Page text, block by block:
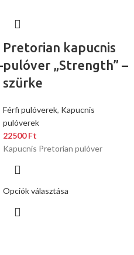
Pretorian kapucnis
pulóver „Strength” –
szürke
Férfi pulóverek, Kapucnis
pulóverek
22500Ft
Kapucnis Pretorian pulóver
Opciók választása